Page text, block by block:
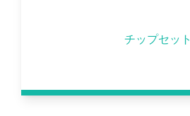
チップセット